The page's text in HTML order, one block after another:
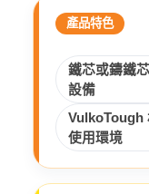
產品特色
鐵芯或鑄鐵
設備
VulkoTough
使用環境